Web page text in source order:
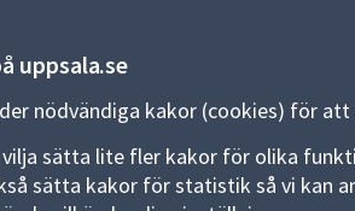
uppsala.se
nödvändiga kakor (cookies) för
vilja sätta lite fler kakor för olika
sätta kakor för statistik så vi kan
018-727 00 00